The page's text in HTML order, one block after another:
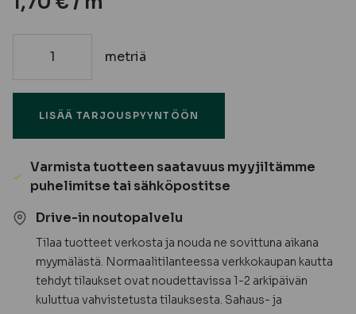
määrä
metriä
LISÄÄ TARJOUSPYYNTÖÖN
Varmista tuotteen saatavuus myyjiltämme
puhelimitse tai sähköpostitse
Drive-in noutopalvelu
Tilaa tuotteet verkosta ja nouda ne sovittuna aikana
myymälästä. Normaalitilanteessa verkkokaupan kautta
tehdyt tilaukset ovat noudettavissa 1-2 arkipäivän
kuluttua vahvistetusta tilauksesta. Sahaus- ja